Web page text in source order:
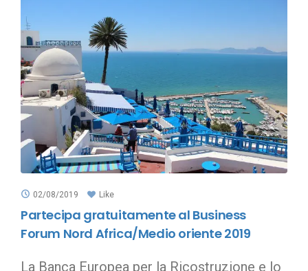
02/08/2019 Like
Partecipa gratuitamente al Business
Forum Nord Africa/Medio oriente 2019
La Banca Europea per la Ricostruzione e lo